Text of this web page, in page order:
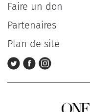
Faire un don
Partenaires
Plan de site